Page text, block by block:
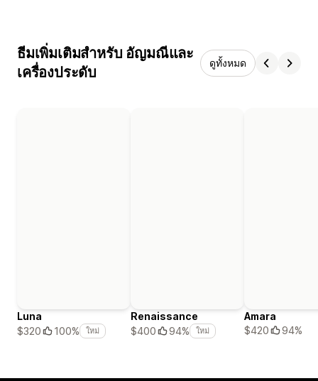
ธีมเพิ่มเติมสำหรับ อัญมณีและ
เครื่องประดับ
ดูทั้งหมด
Luna
$320
100% ใหม่
Renaissance
$400
94% ใหม่
Amara
$420
94%